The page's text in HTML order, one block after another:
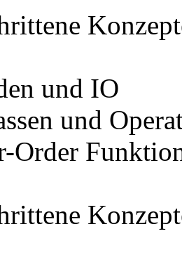
und IO
und
Order